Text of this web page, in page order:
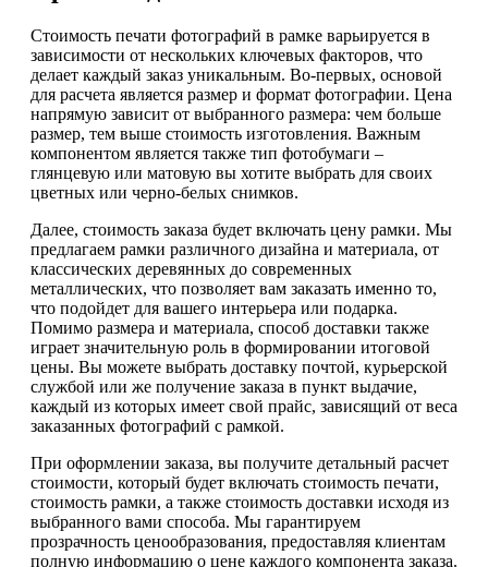
Стоимость печати фотографий в рамке варьируется в
зависимости от нескольких ключевых факторов, что
делает каждый заказ уникальным. Во-первых, основой
для расчета является размер и формат фотографии. Цена
напрямую зависит от выбранного размера: чем больше
размер, тем выше стоимость изготовления. Важным
компонентом является также тип фотобумаги –
глянцевую или матовую вы хотите выбрать для своих
цветных или черно-белых снимков.
Далее, стоимость заказа будет включать цену рамки. Мы
предлагаем рамки различного дизайна и материала, от
классических деревянных до современных
металлических, что позволяет вам заказать именно то,
что подойдет для вашего интерьера или подарка.
Помимо размера и материала, способ доставки также
играет значительную роль в формировании итоговой
цены. Вы можете выбрать доставку почтой, курьерской
службой или же получение заказа в пункт выдачие,
каждый из которых имеет свой прайс, зависящий от веса
заказанных фотографий с рамкой.
При оформлении заказа, вы получите детальный расчет
стоимости, который будет включать стоимость печати,
стоимость рамки, а также стоимость доставки исходя из
выбранного вами способа. Мы гарантируем
прозрачность ценообразования, предоставляя клиентам
полную информацию о цене каждого компонента заказа.